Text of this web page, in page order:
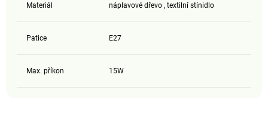
Materiál náplavové dřevo , textilní stínidlo
Patice E27
Max. příkon 15W